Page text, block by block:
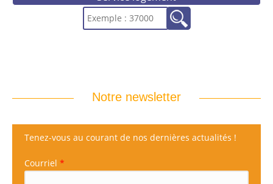
Notre newsletter
Tenez-vous au courant de nos dernières actualités !
Courriel *